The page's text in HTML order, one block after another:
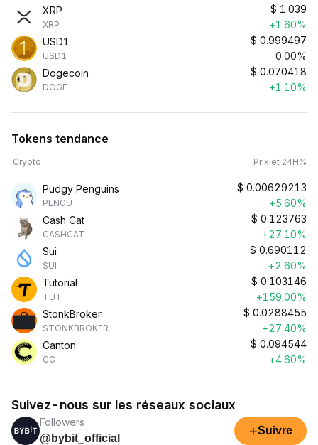
XRP
XRP
$ 1.039
+1.60%
USD1
USD1
$ 0.999497
0.00%
Dogecoin
DOGE
$ 0.070418
+1.10%
Tokens tendance
Crypto Prix et 24H%
Pudgy Penguins
PENGU
$ 0.00629213
+5.60%
Cash Cat
CASHCAT
$ 0.123763
+27.10%
Sui
SUI
$ 0.690112
+2.60%
Tutorial
TUT
$ 0.103146
+159.00%
StonkBroker
STONKBROKER
$ 0.0288455
+27.40%
Canton
CC
$ 0.094544
+4.60%
Suivez-nous sur les réseaux sociaux
Followers
@bybit_official
+Suivre